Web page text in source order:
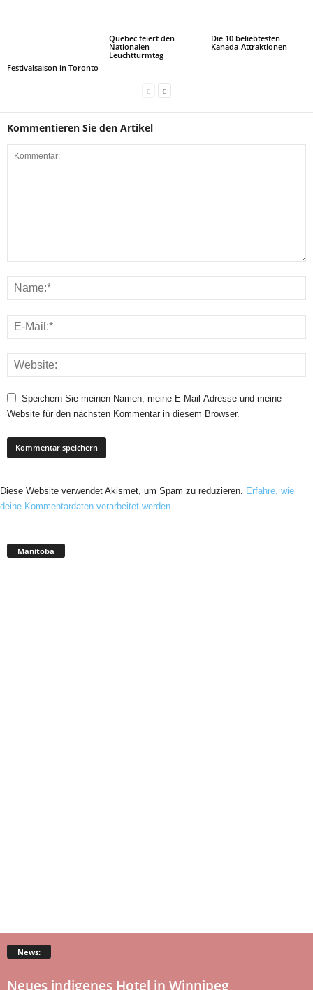
Festivalsaison in Toronto
Quebec feiert den
Nationalen
Leuchtturmtag
Die 10 beliebtesten
Kanada-Attraktionen
Kommentieren Sie den Artikel
Speichern Sie meinen Namen, meine E-Mail-Adresse und meine
Website für den nächsten Kommentar in diesem Browser.
Diese Website verwendet Akismet, um Spam zu reduzieren.
Erfahre, wie
deine Kommentardaten verarbeitet werden.
Manitoba
News:
Neues indigenes Hotel in Winnipeg